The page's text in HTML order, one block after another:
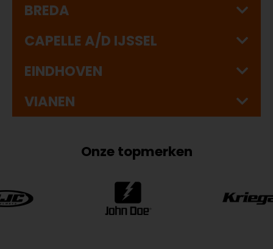
BREDA
CAPELLE A/D IJSSEL
EINDHOVEN
VIANEN
Onze topmerken